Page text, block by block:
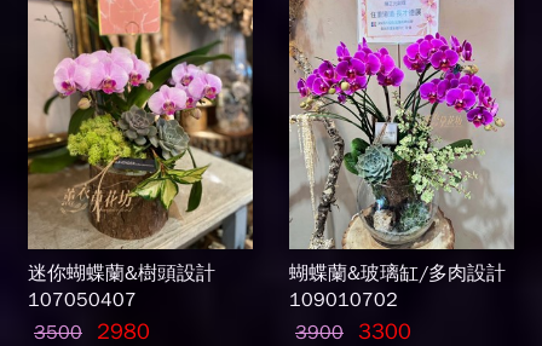
迷你蝴蝶蘭&樹頭設計
107050407
3500
2980
蝴蝶蘭&玻璃缸/多肉設計
109010702
3900 3300